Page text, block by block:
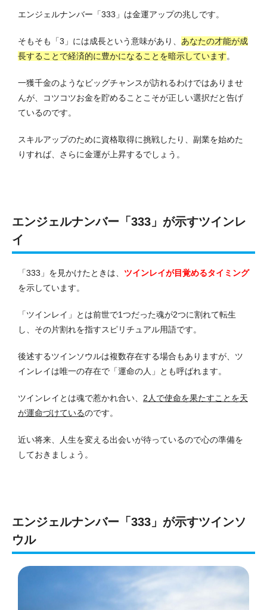
エンジェルナンバー「333」は金運アップの兆しです。
そもそも「3」には成長という意味があり、 あなたの才能が成
長することで経済的に豊かになることを暗示しています。
一獲千金のようなビッグチャンスが訪れるわけではありませ
んが、コツコツお金を貯めることこそが正しい選択だと告げ
ているのです。
スキルアップのために資格取得に挑戦したり、副業を始めた
りすれば、さらに金運が上昇するでしょう。
エンジェルナンバー「333」が示すツインレ
イ
「333」を見かけたときは、 ツインレイが目覚めるタイミング
を示しています。
「ツインレイ」とは前世で1つだった魂が2つに割れて転生
し、その片割れを指すスピリチュアル用語です。
後述するツインソウルは複数存在する場合もありますが、ツ
インレイは唯一の存在で「運命の人」とも呼ばれます。
ツインレイとは魂で惹かれ合い、 2人で使命を果たすことを天
が運命づけているのです。
近い将来、人生を変える出会いが待っているので心の準備を
しておきましょう。
エンジェルナンバー「333」が示すツインソ
ウル